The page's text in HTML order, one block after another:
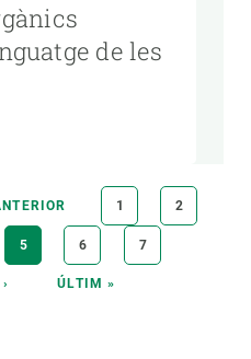
de les
PÀGINA
1 PÀGINA
2
PÀGINA
ACTUAL
5 PÀGINA
6 PÀGINA
7
ÚLTIMA
ÚLTIM »